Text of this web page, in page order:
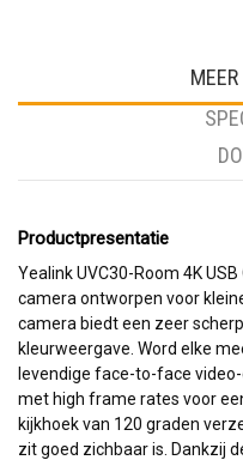
Productpresentatie
Yealink UVC30-Room 4K
camera ontworpen voor
camera biedt een zeer
kleurweergave. Word elke
levendige face-to-face
met high frame rates voor
kijkhoek van 120 graden
zit goed zichbaar is. Dankzij